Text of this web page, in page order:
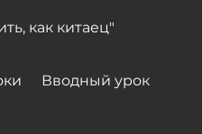
как китаец"
Вводный урок